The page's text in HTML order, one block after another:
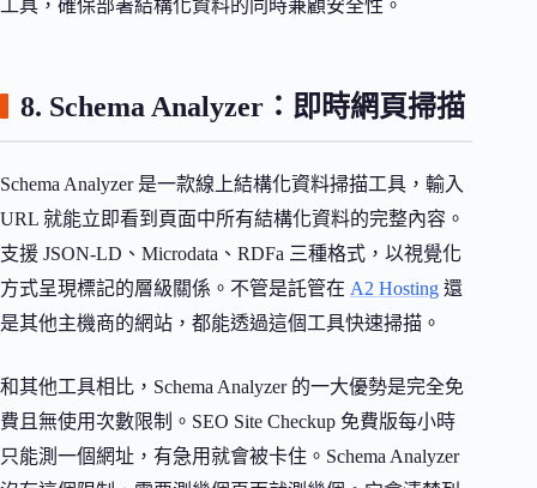
工具，確保部署結構化資料的同時兼顧安全性。
8. Schema Analyzer：即時網頁掃描
Schema Analyzer 是一款線上結構化資料掃描工具，輸入
URL 就能立即看到頁面中所有結構化資料的完整內容。
支援 JSON-LD、Microdata、RDFa 三種格式，以視覺化
方式呈現標記的層級關係。不管是託管在 A2 Hosting 還
是其他主機商的網站，都能透過這個工具快速掃描。
和其他工具相比，Schema Analyzer 的一大優勢是完全免
費且無使用次數限制。SEO Site Checkup 免費版每小時
只能測一個網址，有急用就會被卡住。Schema Analyzer